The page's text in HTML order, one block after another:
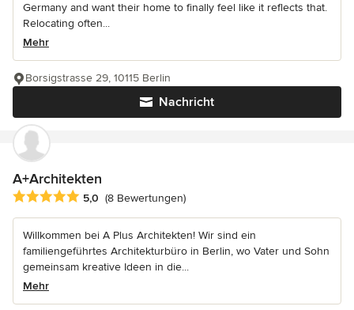
Germany and want their home to finally feel like it reflects that.
Relocating often...
Mehr
Nachricht
Borsigstrasse 29, 10115 Berlin
A+Architekten
Durchschnittliche Bewertung: 5 von 5 Sternen
5,0 (8 Bewertungen)
Willkommen bei A Plus Architekten! Wir sind ein
familiengeführtes Architekturbüro in Berlin, wo Vater und Sohn
gemeinsam kreative Ideen in die...
Mehr